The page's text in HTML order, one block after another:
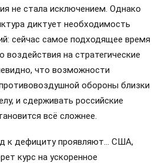
не стала исключением. Однако
диктует необходимость
сейчас самое подходящее время
воздействия на стратегические
что возможности
обороны близки
и сдерживать российские
всё сложнее.
к дефициту проявляют… США,
курс на ускоренное